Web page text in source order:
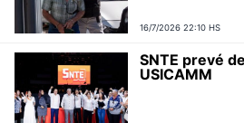
16/7/2026 22:10 HS
SNTE prevé
USICAMM